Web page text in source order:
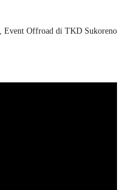
Event Offroad di TKD Sukoreno